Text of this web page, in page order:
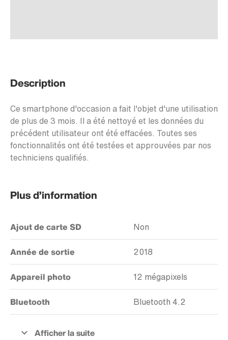
Description
Ce smartphone d'occasion a fait l'objet d'une utilisation
de plus de 3 mois. Il a été nettoyé et les données du
précédent utilisateur ont été effacées. Toutes ses
fonctionnalités ont été testées et approuvées par nos
techniciens qualifiés.
Plus d’information
Ajout de carte SD Non
Année de sortie 2018
Appareil photo 12 mégapixels
Bluetooth Bluetooth 4.2